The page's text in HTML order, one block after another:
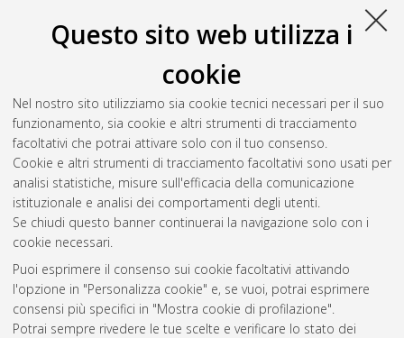
Questo sito web utilizza i
cookie
Nel nostro sito utilizziamo sia cookie tecnici necessari per il suo
funzionamento, sia cookie e altri strumenti di tracciamento
facoltativi che potrai attivare solo con il tuo consenso.
Cookie e altri strumenti di tracciamento facoltativi sono usati per
analisi statistiche, misure sull'efficacia della comunicazione
istituzionale e analisi dei comportamenti degli utenti.
Se chiudi questo banner continuerai la navigazione solo con i
cookie necessari.
Puoi esprimere il consenso sui cookie facoltativi attivando
l'opzione in "Personalizza cookie" e, se vuoi, potrai esprimere
consensi più specifici in "Mostra cookie di profilazione".
Potrai sempre rivedere le tue scelte e verificare lo stato dei
Sviluppo di un approccio congiunto
fuzzy-Bayesiano per l'analisi e la modellizzazione degli
ecosistemi: applicazione ad ecosistemi marini costieri.
[Dissertation thesis], Alma Mater Studiorum Università di
Bologna. Dottorato di ricerca inScienze ambientali: tutela e
gestione delle risorse naturali, 25 Ciclo. DOI
10.6092/unibo/amsdottorato/5225.
Questa lista e' stata generata ilSat Aug 8 20:46:27 2026
Atom
Rss 1.0
Rss 2.0